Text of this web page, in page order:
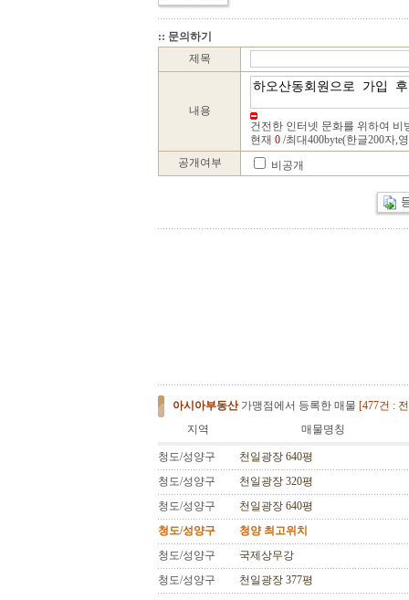
:: 문의하기
제목
내용
건전한 인터넷 문화를 위하여
현재 0 /최대400byte(한글200자,
공개여부
비공개
아시아부동산가맹점에서 등록한 매물 [477건 :
지역
매물명칭
청도/성양구
천일광장 640평
청도/성양구
천일광장 320평
청도/성양구
천일광장 640평
청도/성양구
청양 최고위치
청도/성양구
국제상무강
청도/성양구
천일광장 377평